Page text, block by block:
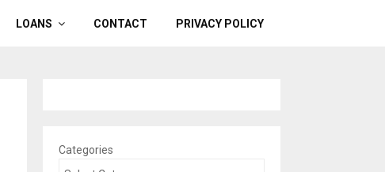
LOANS CONTACT PRIVACY POLICY
Categories